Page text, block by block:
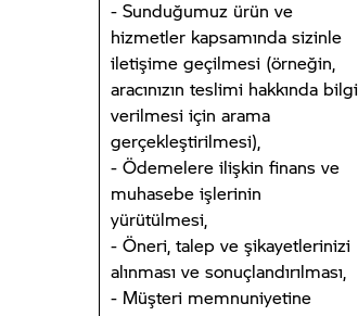
- Sunduğumuz ürün ve
hizmetler kapsamında sizinle
iletişime geçilmesi (örneğin,
aracınızın teslimi hakkında bilgi
verilmesi için arama
gerçekleştirilmesi),
- Ödemelere ilişkin finans ve
muhasebe işlerinin
yürütülmesi,
- Öneri, talep ve şikayetlerinizi
alınması ve sonuçlandırılması,
- Müşteri memnuniyetine